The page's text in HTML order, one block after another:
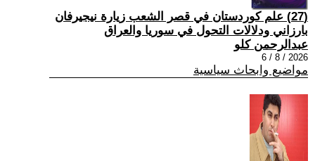
(27) علم كوردستان في قصر الشعب زيارة نيجيرفان
بارزاني ودلالات التحول في سوريا والعراق
عبدالرحمن كلو
2026 / 8 / 6
مواضيع وابحاث سياسية